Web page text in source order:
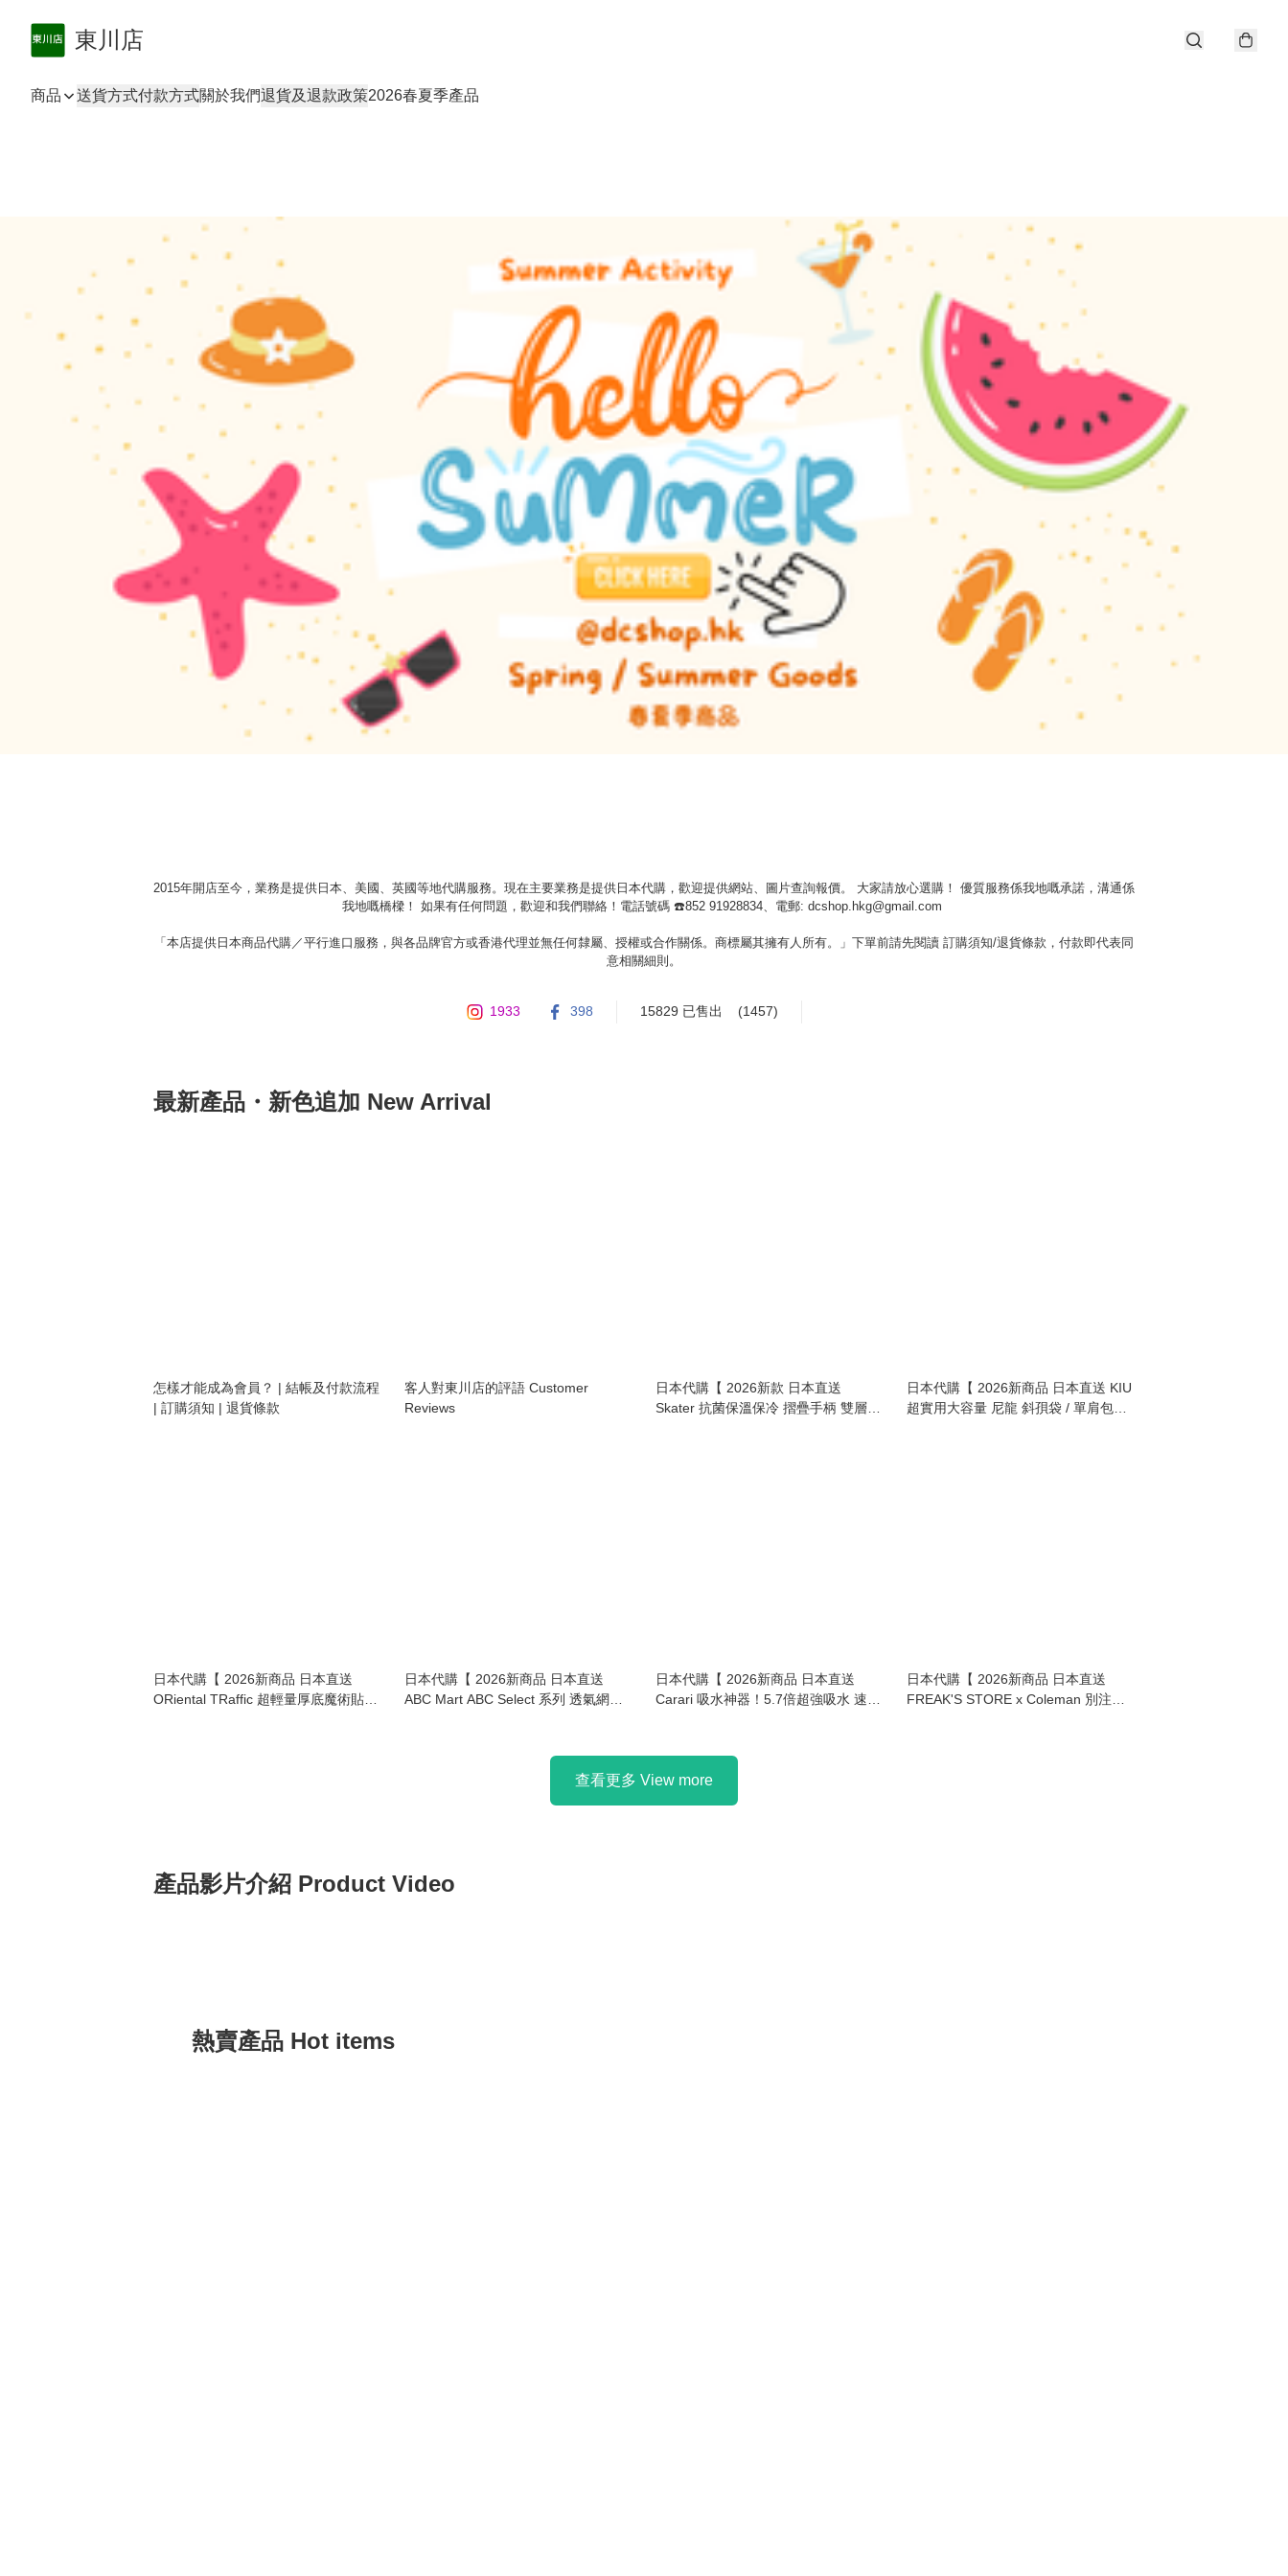
東川店
商品 送貨方式付款方式關於我們退貨及退款政策2026春夏季產品
2015年開店至今，業務是提供日本、美國、英國等地代購服務。現在主要業務是提供日本代購，歡迎提供網站、圖片查詢報價。 大家請放心選購！ 優質服務係我地嘅承諾，溝通係
我地嘅橋樑！ 如果有任何問題，歡迎和我們聯絡！電話號碼 ☎️852 91928834、電郵: dcshop.hkg@gmail.com
「本店提供日本商品代購／平行進口服務，與各品牌官方或香港代理並無任何隸屬、授權或合作關係。商標屬其擁有人所有。」下單前請先閱讀 訂購須知/退貨條款，付款即代表同
意相關細則。
1933 398 15829 已售出 (1457)
最新產品・新色追加 New Arrival
怎樣才能成為會員？ | 結帳及付款流程
| 訂購須知 | 退貨條款
客人對東川店的評語 Customer
Reviews
日本代購【 2026新款 日本直送
Skater 抗菌保溫保冷 摺疊手柄 雙層日
日本代購【 2026新商品 日本直送 KIU
超實用大容量 尼龍 斜孭袋 / 單肩包
日本代購【 2026新商品 日本直送
ORiental TRaffic 超輕量厚底魔術貼運
日本代購【 2026新商品 日本直送
ABC Mart ABC Select 系列 透氣網面
Platform Sneaker Sandals 】
日本代購【 2026新商品 日本直送
Carari 吸水神器！5.7倍超強吸水 速乾
日本代購【 2026新商品 日本直送
FREAK'S STORE x Coleman 別注版
查看更多 View more
產品影片介紹 Product Video
熱賣產品 Hot items